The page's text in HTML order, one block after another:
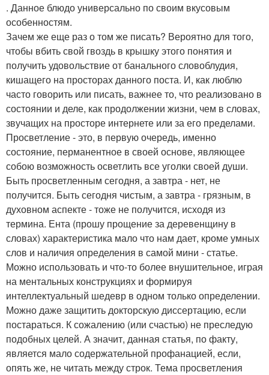
. Данное блюдо универсально по своим вкусовым
особенностям.
Зачем же еще раз о том же писать? Вероятно для того,
чтобы вбить свой гвоздь в крышку этого понятия и
получить удовольствие от банального словоблудия,
кишащего на просторах данного поста. И, как люблю
часто говорить или писать, важнее то, что реализовано в
состоянии и деле, как продолжении жизни, чем в словах,
звучащих на просторе интернете или за его пределами.
Просветление - это, в первую очередь, именно
состояние, перманентное в своей основе, являющее
собою возможность осветлить все уголки своей души.
Быть просветленным сегодня, а завтра - нет, не
получится. Быть сегодня чистым, а завтра - грязным, в
духовном аспекте - тоже не получится, исходя из
термина. Ента (прошу прощение за деревенщину в
словах) характеристика мало что нам дает, кроме умных
слов и наличия определения в самой мини - статье.
Можно использовать и что-то более внушительное, играя
на ментальных конструкциях и формируя
интеллектуальный шедевр в одном только определении.
Можно даже защитить докторскую диссертацию, если
постараться. К сожалению (или счастью) не преследую
подобных целей. А значит, данная статья, по факту,
является мало содержательной профанацией, если,
опять же, не читать между строк. Тема просветления